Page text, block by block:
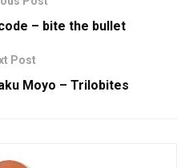
– bite the bullet
Post
Moyo – Trilobites